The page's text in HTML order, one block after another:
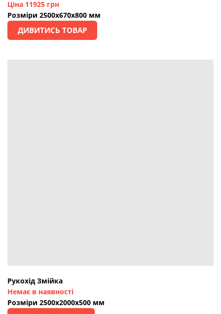
Ціна 11925 грн
Розміри 2500х670х800 мм
ДИВИТИСЬ ТОВАР
Рукохід Змійка
Немає в наявності
Розміри 2500х2000х500 мм